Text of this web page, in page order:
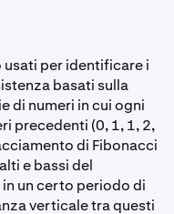
per identificare i
basati sulla
di numeri in cui ogni
precedenti (0, 1, 1, 2,
di Fibonacci
e bassi del
un certo periodo di
verticale tra questi